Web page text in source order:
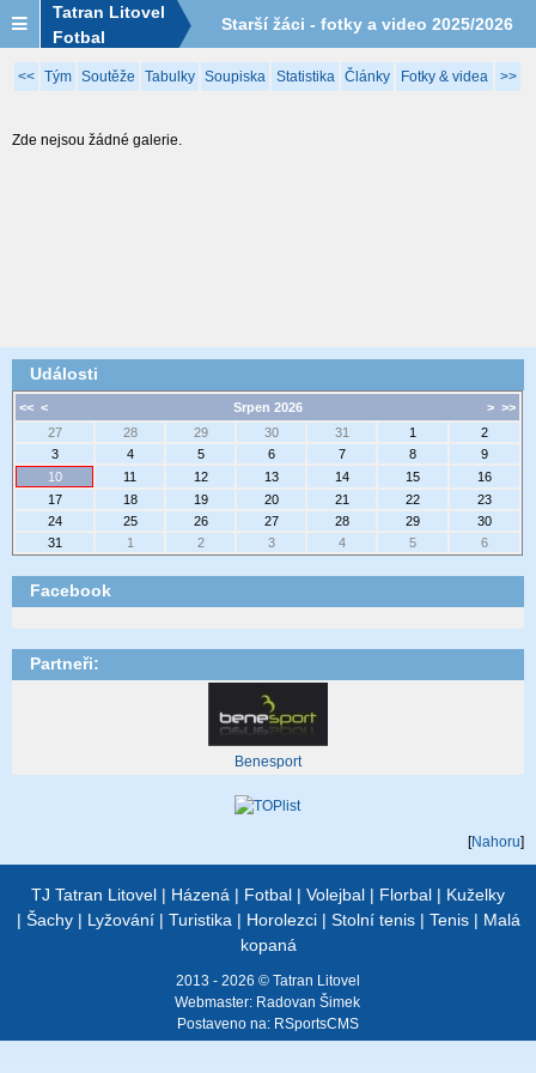
Tatran Litovel
Fotbal
Starší žáci - fotky a video 2025/2026
<< Tým Soutěže Tabulky Soupiska Statistika Články Fotky & videa >>
Zde nejsou žádné galerie.
Události
<< < > >>
Srpen 2026
27
28 29 30 31 1
2
3
4 5 6 7 8
9
10
11 12 13 14 15
16
17
18 19 20 21 22
23
24
25 26 27 28 29
30
31
1 2 3 4 5 6
Facebook
Partneři:
Benesport
[Nahoru]
TJ Tatran Litovel | Házená | Fotbal | Volejbal | Florbal | Kuželky
| Šachy| Lyžování| Turistika | Horolezci| Stolní tenis| Tenis| Malá
kopaná
2013 - 2026 © Tatran Litovel
Webmaster: Radovan Šimek
Postaveno na: RSportsCMS